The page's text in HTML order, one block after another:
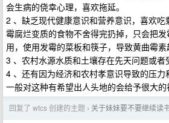
会生病的侥幸心理，喜欢拖延。
2 、缺乏现代健康意识和营养意识，喜欢
霉腐烂变质的食物不舍得完扔掉，只会把
用，使用发霉的菜板和筷子，导致黄曲霉素
3 、农村水源水质和土壤存在先天问题或者
4 、还有因为经济和农村孝意识导致的压
一般对这种有希望出人头地的会给予很大的
回复了 wtcs 创建的主题 › 关于妹妹要不要继续读